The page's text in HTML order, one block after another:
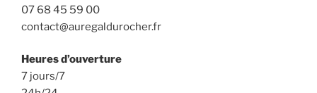
07 68 45 59 00
contact@auregaldurocher.fr
Heures d’ouverture
7 jours/7